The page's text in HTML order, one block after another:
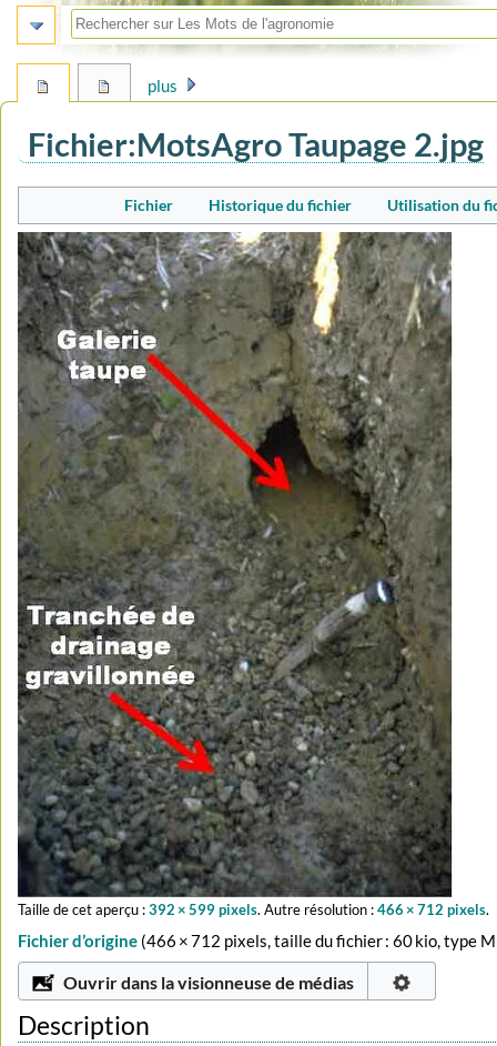
Fichier:MotsAgro Taupage 2.jpg
à
la
navigation
à
la
recherche
Fichier Historique du fichier Utilisation du
Taille de cet aperçu :392 × 599 pixels.Autre résolution :466 × 712 pixels.
Fichier d’origine (466 × 712 pixels, taille du fichier : 60 kio, type
Ouvrir dans la visionneuse de médias
Description
plus